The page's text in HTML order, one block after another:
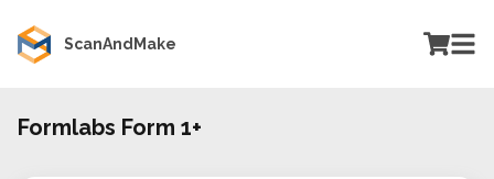
ScanAndMake
Formlabs Form 1+